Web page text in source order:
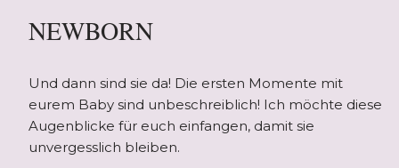
NEWBORN
Und dann sind sie da! Die ersten Momente mit
eurem Baby sind unbeschreiblich! Ich möchte diese
Augenblicke für euch einfangen, damit sie
unvergesslich bleiben.